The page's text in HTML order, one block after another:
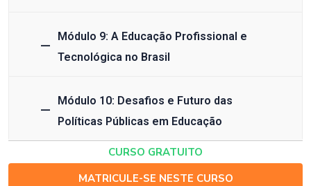
Módulo 9: A Educação Profissional e
Tecnológica no Brasil
Módulo 10: Desafios e Futuro das
Políticas Públicas em Educação
CURSO GRATUITO
MATRICULE-SE NESTE CURSO